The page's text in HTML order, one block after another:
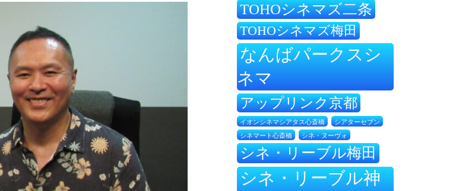
TOHOシネマズ二条
TOHOシネマズ梅田
なんばパークスシ
ネマ
アップリンク京都
イオンシネマシアタス心斎橋 シアターセブン
シネマート心斎橋 シネ・ヌーヴォ
シネ・リーブル梅田
シネ・リーブル神